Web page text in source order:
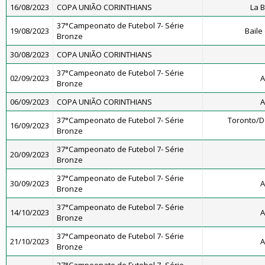
16/08/2023 COPA UNIÃO CORINTHIANS La
19/08/2023
37°Campeonato de Futebol 7- Série
Bronze
Baile
30/08/2023 COPA UNIÃO CORINTHIANS
02/09/2023
37°Campeonato de Futebol 7- Série
Bronze
06/09/2023 COPA UNIÃO CORINTHIANS
16/09/2023
37°Campeonato de Futebol 7- Série
Bronze
Toronto/
20/09/2023
37°Campeonato de Futebol 7- Série
Bronze
30/09/2023
37°Campeonato de Futebol 7- Série
Bronze
14/10/2023
37°Campeonato de Futebol 7- Série
Bronze
21/10/2023
37°Campeonato de Futebol 7- Série
Bronze